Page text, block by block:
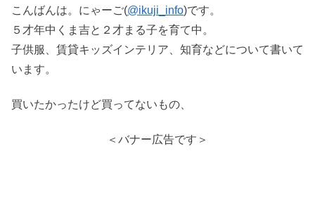
こんばんは。にゃーご(@ikuji_info)です。
５才年中くま吉と２才まる子を育て中。
子供服、賃貸キッズインテリア、知育などについて書いて
います。
買いたかったけど買ってないもの、
＜バナー広告です＞